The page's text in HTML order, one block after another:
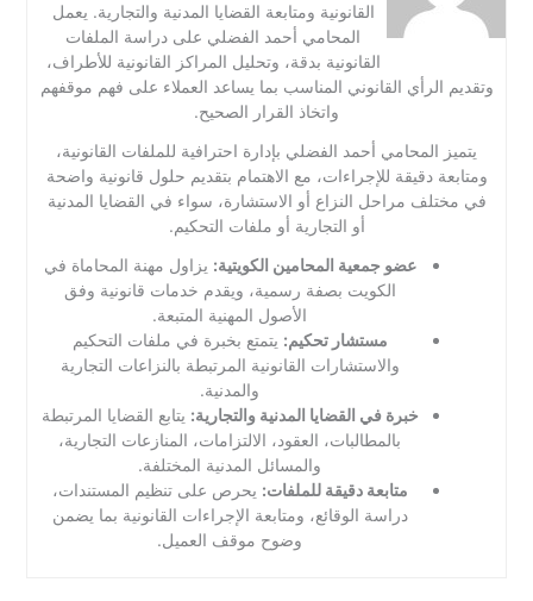
القانونية ومتابعة القضايا المدنية والتجارية. يعمل
المحامي أحمد الفضلي على دراسة الملفات
القانونية بدقة، وتحليل المراكز القانونية للأطراف،
وتقديم الرأي القانوني المناسب بما يساعد العملاء على فهم موقفهم
واتخاذ القرار الصحيح.
يتميز المحامي أحمد الفضلي بإدارة احترافية للملفات القانونية،
ومتابعة دقيقة للإجراءات، مع الاهتمام بتقديم حلول قانونية واضحة
في مختلف مراحل النزاع أو الاستشارة، سواء في القضايا المدنية
أو التجارية أو ملفات التحكيم.
عضو جمعية المحامين الكويتية: يزاول مهنة المحاماة في
الكويت بصفة رسمية، ويقدم خدمات قانونية وفق
الأصول المهنية المتبعة.
مستشار تحكيم: يتمتع بخبرة في ملفات التحكيم
والاستشارات القانونية المرتبطة بالنزاعات التجارية
والمدنية.
خبرة في القضايا المدنية والتجارية: يتابع القضايا المرتبطة
بالمطالبات، العقود، الالتزامات، المنازعات التجارية،
والمسائل المدنية المختلفة.
متابعة دقيقة للملفات: يحرص على تنظيم المستندات،
دراسة الوقائع، ومتابعة الإجراءات القانونية بما يضمن
وضوح موقف العميل.